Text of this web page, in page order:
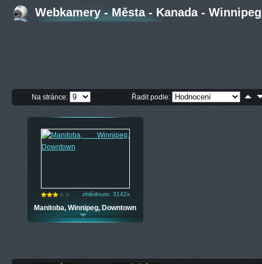
Webkamery - Města - Kanada - Winnipeg
Na stránce: Řadit podle:
zhlédnuto: 3142x
Manitoba, Winnipeg, Downtown